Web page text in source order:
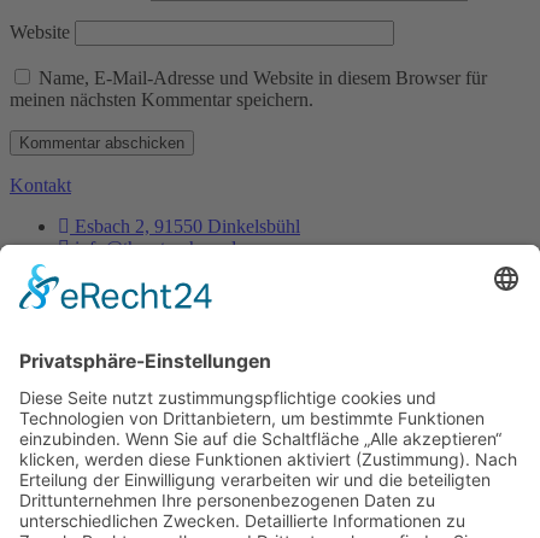
Website
Name, E-Mail-Adresse und Website in diesem Browser für
meinen nächsten Kommentar speichern.
Kontakt
Esbach 2, 91550 Dinkelsbühl
info@thorsten-hess.de
Unternehmen
Impressum
Datenschutz
Dienstleistungen
Kontakt
Es ist nie zu spät, sein eigener Phönix zu sein, aus der
Asche aufzusteigen um endlich wirklich zu leben.
- Thorsten Hess